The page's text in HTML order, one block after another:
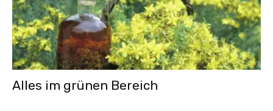
Alles im grünen Bereich